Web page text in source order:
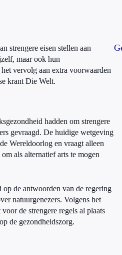
strengere eisen stellen aan
maar ook hun
vervolg aan extra voorwaarden
krant Die Welt.
hadden om strengere
gevraagd. De huidige wetgeving
Wereldoorlog en vraagt alleen
als alternatief arts te mogen
de antwoorden van de regering
natuurgenezers. Volgens het
de strengere regels al plaats
de gezondheidszorg.